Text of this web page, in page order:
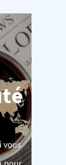
vous